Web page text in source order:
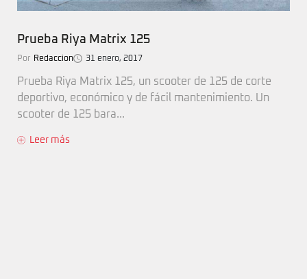
Prueba Riya Matrix 125
Por Redaccion 31 enero, 2017
Prueba Riya Matrix 125, un scooter de 125 de corte
deportivo, económico y de fácil mantenimiento. Un
scooter de 125 bara...
Leer más